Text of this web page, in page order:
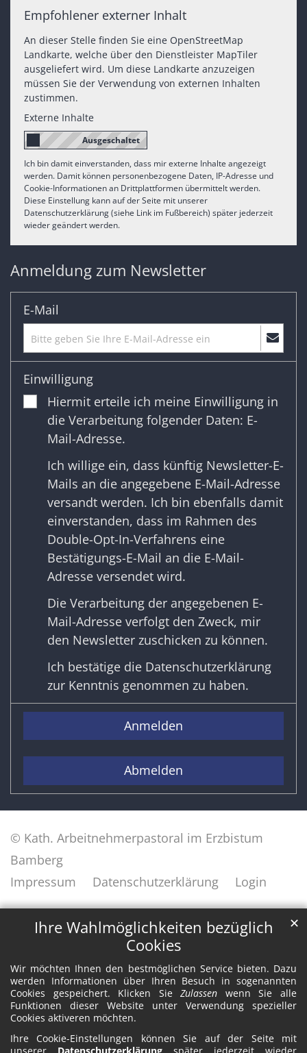
Ihre Wahlmöglichkeiten bezüglich
Cookies
Wir möchten Ihnen den bestmöglichen Service bieten. Dazu
werden Informationen über Ihren Besuch in sogenannten
Cookies gespeichert. Klicken SieZulassen wenn Sie alle
Funktionen dieser Website unter Verwendung spezieller
Cookies aktiveren möchten.
Ihre Cookie-Einstellungen können Sie auf der Seite mit
✕
Empfohlener externer Inhalt
An dieser Stelle finden Sie eine OpenStreetMap
Landkarte, welche über den Dienstleister MapTiler
ausgeliefert wird. Um diese Landkarte anzuzeigen
müssen Sie der Verwendung von externen Inhalten
zustimmen.
Externe Inhalte
Ich bin damit einverstanden, dass mir externe Inhalte angezeigt
werden. Damit können personenbezogene Daten, IP-Adresse und
Cookie-Informationen an Drittplattformen übermittelt werden.
Diese Einstellung kann auf der Seite mit unserer
Datenschutzerklärung (siehe Link im Fußbereich) später jederzeit
wieder geändert werden.
Anmeldung zum Newsletter
E-Mail
Einwilligung
Hiermit erteile ich meine Einwilligung in
die Verarbeitung folgender Daten: E-
Mail-Adresse.
Ich willige ein, dass künftig Newsletter-E-
Mails an die angegebene E-Mail-Adresse
versandt werden. Ich bin ebenfalls damit
einverstanden, dass im Rahmen des
Double-Opt-In-Verfahrens eine
Bestätigungs-E-Mail an die E-Mail-
Adresse versendet wird.
Die Verarbeitung der angegebenen E-
Mail-Adresse verfolgt den Zweck, mir
den Newsletter zuschicken zu können.
Ich bestätige die Datenschutzerklärung
zur Kenntnis genommen zu haben.
Anmelden
Abmelden
© Kath. Arbeitnehmerpastoral im Erzbistum
Bamberg
Impressum
Datenschutzerklärung Login